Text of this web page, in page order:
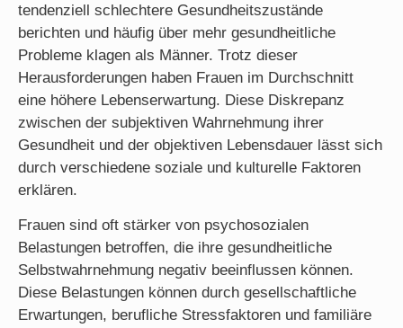
tendenziell schlechtere Gesundheitszustände
berichten und häufig über mehr gesundheitliche
Probleme klagen als Männer. Trotz dieser
Herausforderungen haben Frauen im Durchschnitt
eine höhere Lebenserwartung. Diese Diskrepanz
zwischen der subjektiven Wahrnehmung ihrer
Gesundheit und der objektiven Lebensdauer lässt sich
durch verschiedene soziale und kulturelle Faktoren
erklären.
Frauen sind oft stärker von psychosozialen
Belastungen betroffen, die ihre gesundheitliche
Selbstwahrnehmung negativ beeinflussen können.
Diese Belastungen können durch gesellschaftliche
Erwartungen, berufliche Stressfaktoren und familiäre